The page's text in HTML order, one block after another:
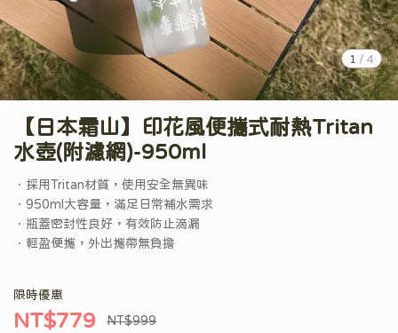
1 / 4
【日本霜山】印花風便攜式耐熱Tritan
水壺(附濾網)-950ml
．採用Tritan材質，使用安全無異味
．950ml大容量，滿足日常補水需求
．瓶蓋密封性良好，有效防止滴漏
．輕盈便攜，外出攜帶無負擔
限時優惠
NT$779 NT$999